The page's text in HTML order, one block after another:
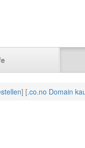
] [.co.no Domain